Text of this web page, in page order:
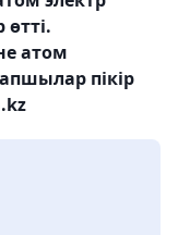
атом
пікір